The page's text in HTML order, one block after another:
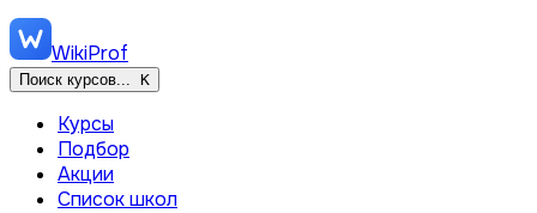
WikiProf
Поиск курсов... K
Курсы
Подбор
Акции
Список школ